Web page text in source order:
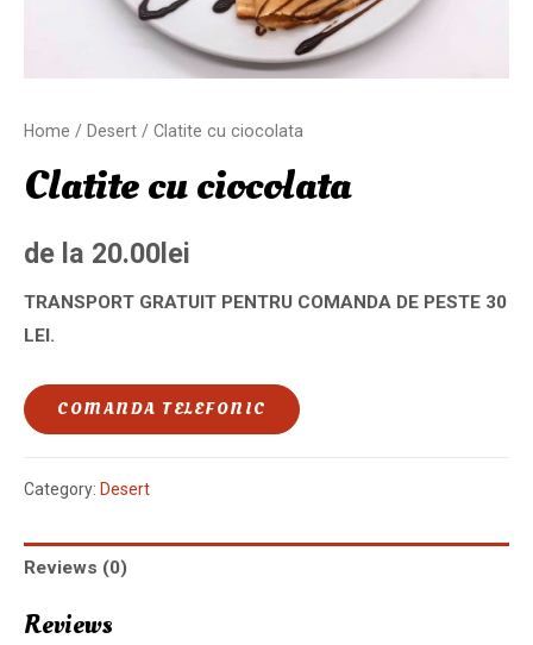
Home / Desert / Clatite cu ciocolata
Clatite cu ciocolata
de la 20.00 lei
TRANSPORT GRATUIT PENTRU COMANDA DE PESTE 30
LEI.
COMANDA TELEFONIC
Category: Desert
Reviews (0)
Reviews